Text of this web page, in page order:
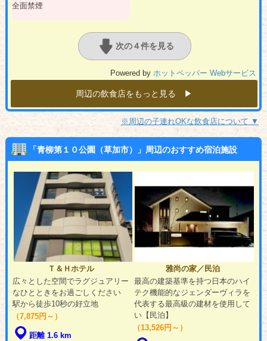
全面禁煙
次の４件を見る
Powered by ホットペッパー Webサービス
周辺の飲食店をもっと見る ▶︎
※周辺の子連れOKな飲食店について ▼
「青柳第１０公園（草加市）」周辺のおすすめ宿泊施設
Ｔ＆Ｈホテル
広々とした空間でラグジュアリー
なひとときをお過ごしください
駅から徒歩10秒の好立地
（7,875円～）
距離 1.6 km
雅尚の家／民泊
最高の建築基準を持つ日本のハイ
テク機能的なジェンダーヴィラを
代表する最高級の建材を使用して
い【民泊】
（13,526円～）